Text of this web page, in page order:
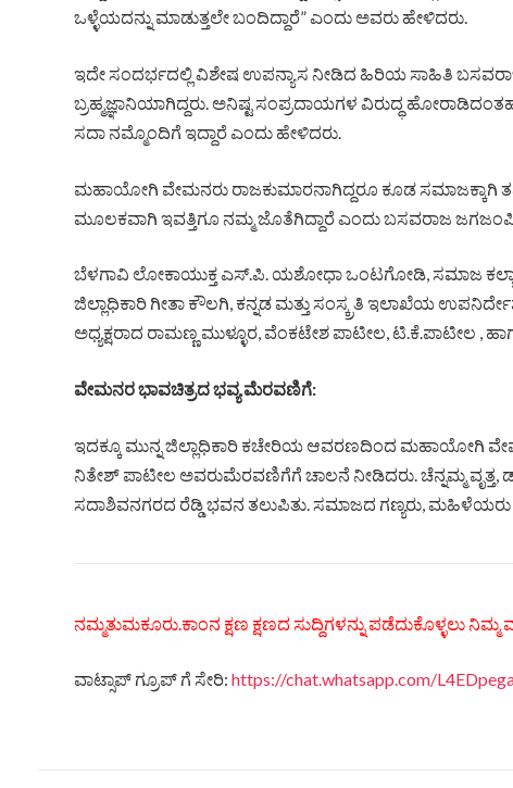
ಒಳ್ಳೆಯದನ್ನು ಮಾಡುತ್ತಲೇ ಬಂದಿದ್ದಾರೆ” ಎಂದು ಅವರು ಹೇಳಿದರು.
ಇದೇ ಸಂದರ್ಭದಲ್ಲಿ ವಿಶೇಷ ಉಪನ್ಯಾಸ ನೀಡಿದ ಹಿರಿಯ ಸಾಹಿತಿ
ಬ್ರಹ್ಮಜ್ಞಾನಿಯಾಗಿದ್ದರು. ಅನಿಷ್ಟ ಸಂಪ್ರದಾಯಗಳ ವಿರುದ್ಧ
ಸದಾ ನಮ್ಮೊಂದಿಗೆ ಇದ್ದಾರೆ ಎಂದು ಹೇಳಿದರು.
ಮಹಾಯೋಗಿ ವೇಮನರು ರಾಜಕುಮಾರನಾಗಿದ್ದರೂ ಕೂಡ ಸಮಾಜಕ್ಕಾಗಿ
ಮೂಲಕವಾಗಿ ಇವತ್ತಿಗೂ ನಮ್ಮ ಜೊತೆಗಿದ್ದಾರೆ ಎಂದು ಬಸವರಾಜ
ಬೆಳಗಾವಿ ಲೋಕಾಯುಕ್ತ ಎಸ್.ಪಿ. ಯಶೋಧಾ ಒಂಟಗೋಡಿ, ಸಮಾಜ
ಜಿಲ್ಲಾಧಿಕಾರಿ ಗೀತಾ ಕೌಲಗಿ, ಕನ್ನಡ ಮತ್ತು ಸಂಸ್ಕ್ರತಿ ಇಲಾಖೆಯ
ಅಧ್ಯಕ್ಷರಾದ ರಾಮಣ್ಣ ಮುಳ್ಳೂರ, ವೆಂಕಟೇಶ ಪಾಟೀಲ, ಟಿ.ಕೆ.ಪಾಟೀಲ
ವೇಮನರ ಭಾವಚಿತ್ರದ ಭವ್ಯ ಮೆರವಣಿಗೆ:
ಇದಕ್ಕೂ ಮುನ್ನ ಜಿಲ್ಲಾಧಿಕಾರಿ ಕಚೇರಿಯ ಆವರಣದಿಂದ ಮಹಾಯೋಗಿ
ನಿತೇಶ್ ಪಾಟೀಲ ಅವರುಮೆರವಣಿಗೆಗೆ ಚಾಲನೆ ನೀಡಿದರು. ಚೆನ್ನಮ್ಮ
ಸದಾಶಿವನಗರದ ರೆಡ್ಡಿ ಭವನ ತಲುಪಿತು. ಸಮಾಜದ ಗಣ್ಯರು,
ನಮ್ಮತುಮಕೂರು.ಕಾಂನ ಕ್ಷಣ ಕ್ಷಣದ ಸುದ್ದಿಗಳನ್ನು ಪಡೆದುಕೊಳ್ಳಲು
ವಾಟ್ಸಾಪ್ ಗ್ರೂಪ್ ಗೆ ಸೇರಿ: https://chat.whatsapp.com/